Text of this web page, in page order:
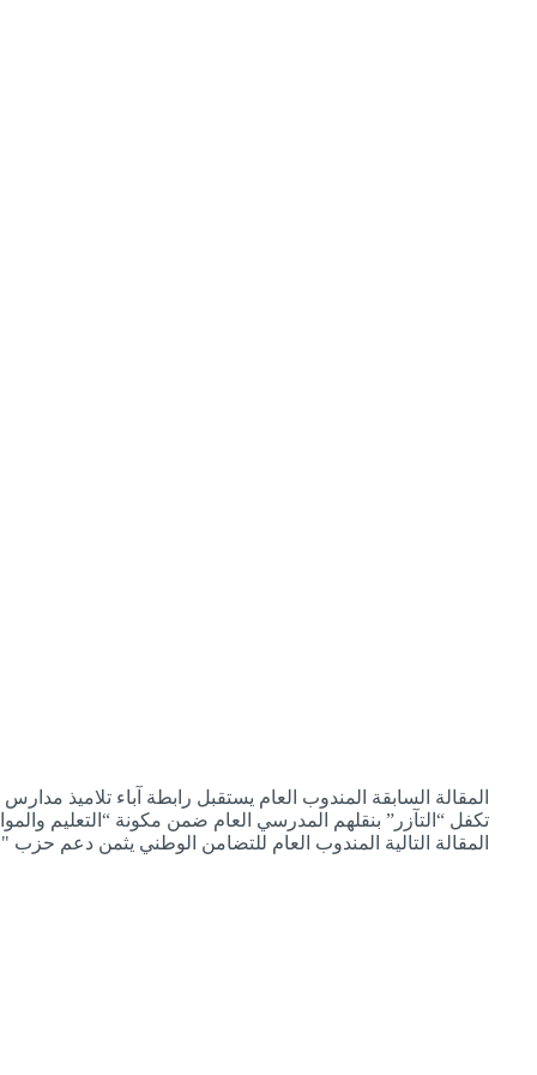
المقالة السابقة المندوب العام يستقبل رابطة آباء تلاميذ
تكفل “التآزر” بنقلهم المدرسي العام ضمن مكونة “التعليم
المقالة التالية المندوب العام للتضامن الوطني يثمن دعم حزب